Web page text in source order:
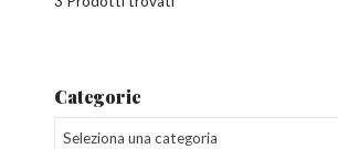
Categorie
Seleziona una categoria